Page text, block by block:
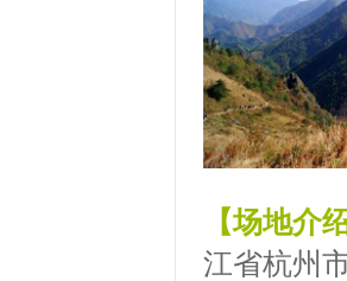
【场地介
江省杭州